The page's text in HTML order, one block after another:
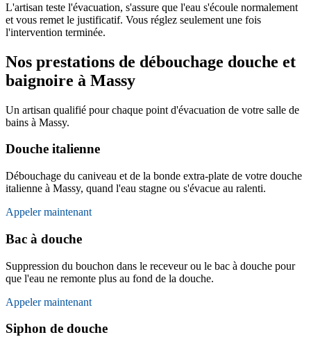
L'artisan teste l'évacuation, s'assure que l'eau s'écoule normalement
et vous remet le justificatif. Vous réglez seulement une fois
l'intervention terminée.
Nos prestations de débouchage douche et
baignoire à Massy
Un artisan qualifié pour chaque point d'évacuation de votre salle de
bains à Massy.
Douche italienne
Débouchage du caniveau et de la bonde extra-plate de votre douche
italienne à Massy, quand l'eau stagne ou s'évacue au ralenti.
Appeler maintenant
Bac à douche
Suppression du bouchon dans le receveur ou le bac à douche pour
que l'eau ne remonte plus au fond de la douche.
Appeler maintenant
Siphon de douche